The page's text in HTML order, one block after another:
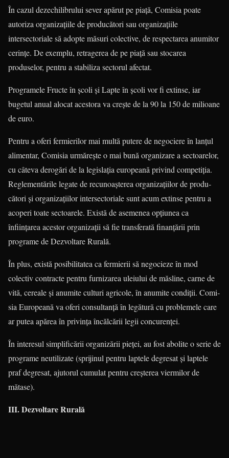
În cazul dezechilibrului sever apărut pe piață, Comisia poate
autoriza orga­nizațiile de producători sau organizațiile
intersectoriale să adopte măsuri colec­tive, de respectarea anumitor
cerințe. De exemplu, retragerea de pe piață sau stocarea
produselor, pentru a stabiliza sectorul afectat.
Programele Fructe în școli și Lapte în școli vor fi extinse, iar
bugetul anual alocat acestora va crește de la 90 la 150 de milioane
de euro.
Pentru a oferi fermierilor mai multă putere de negociere în lanțul
alimentar, Comisia urmărește o mai bună organizare a sectoarelor,
cu câteva derogări de la legislația europeană pri­vind competiția.
Reglementările legate de recunoașterea organizațiilor de pro­du­
cători și organizațiilor intersectoriale sunt acum extinse pentru a
acoperi toate sectoarele. Există de asemenea opțiu­nea ca
înființarea acestor organizații să fie transferată finanțării prin
programe de Dezvoltare Rurală.
În plus, există posibilitatea ca fer­mie­rii să negocieze în mod
colectiv con­tracte pentru furnizarea uleiului de măs­line, carne de
vită, cereale și anumite cul­­turi agricole, în anumite condiții. Co­mi­
sia Europeană va oferi consultanță în legătură cu problemele care
ar putea apă­rea în privința încălcării legii concu­renței.
În interesul simplificării organizării pieței, au fost abolite o serie de
pro­gra­me neutilizate (sprijinul pentru laptele de­gresat și laptele
praf degresat, ajut­o­rul cumulat pentru creșterea viermilor de
mătase).
III. Dezvoltare Rurală